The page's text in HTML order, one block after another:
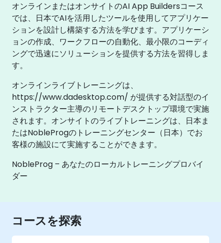
オンラインまたはオンサイトのAI App Buildersコース
では、日本でAIを活用したツールを使用してアプリケー
ションを設計し構築する方法を学びます。アプリケーシ
ョンの作成、ワークフローの自動化、最小限のコーディ
ングで迅速にソリューションを提供する方法を習得しま
す。
オンラインライブトレーニングは、
https://www.dadesktop.com/ が提供する対話型のイ
ンストラクター主導のリモートデスクトップ環境で実施
されます。オンサイトのライブトレーニングは、日本ま
たはNobleProgのトレーニングセンター（日本）でお
客様の施設にて実施することができます。
NobleProg – あなたのローカルトレーニングプロバイ
ダー
コースを探索